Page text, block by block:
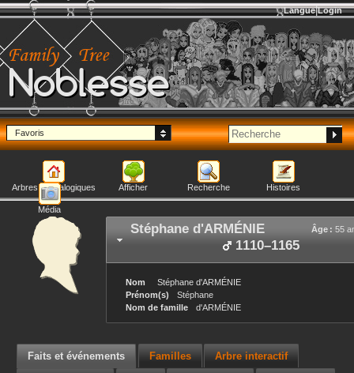
Noblesse
Langue Login
Favoris
Arbres généalogiques Afficher Recherche Histoires
Média
Stéphane d'ARMÉNIE Âge : 55
1110–1165
Nom Stéphane d'ARMÉNIE
Prénom(s)
Stéphane
Nom de famille
d'ARMÉNIE
Faits et événements Familles Arbre interactif